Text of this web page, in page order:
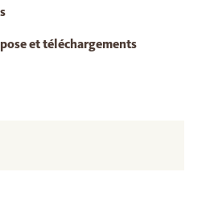
et téléchargements